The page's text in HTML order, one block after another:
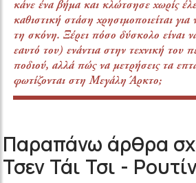
κάνε ένα βήμα και κλώτσησε χωρίς
καθιστική στάση χρησιμοποιείται για
τη σκόνη. Ξέρει πόσο δύσκολο είναι
εαυτό του) ενάντια στην τεχνική του
ποδιού, αλλά πώς να μετρήσεις τα
φωτίζονται στη Μεγάλη Άρκτο;
Παραπάνω άρθρα
Τσεν Τάι Τσι -